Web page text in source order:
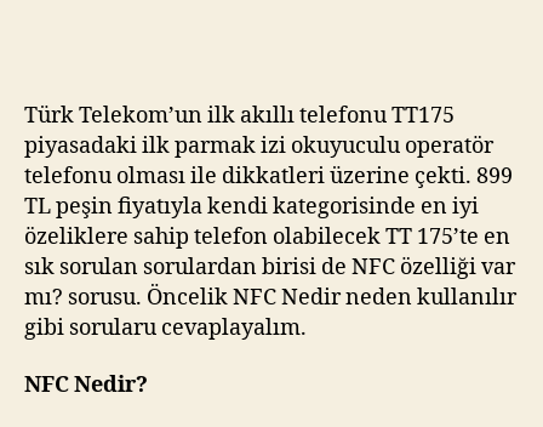
Türk Telekom’un ilk akıllı telefonu TT175
piyasadaki ilk parmak izi okuyuculu operatör
telefonu olması ile dikkatleri üzerine çekti. 899
TL peşin fiyatıyla kendi kategorisinde en iyi
özeliklere sahip telefon olabilecek TT 175’te en
sık sorulan sorulardan birisi de NFC özelliği var
mı? sorusu. Öncelik NFC Nedir neden kullanılır
gibi sorularu cevaplayalım.
NFC Nedir?